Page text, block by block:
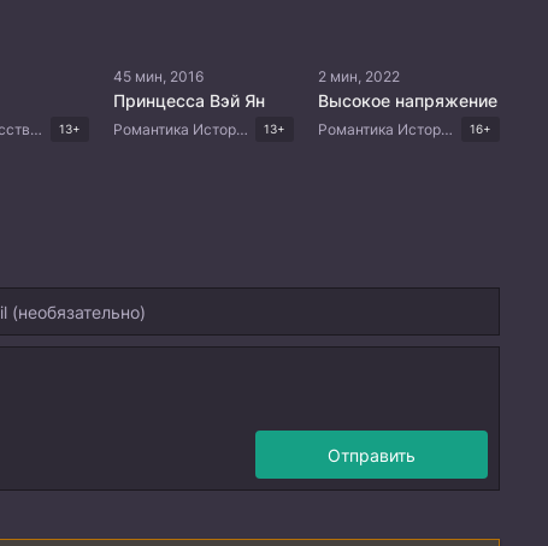
Боевые искусства Китайские дорамы 13+
45 мин, 2016
Принцесса Вэй Ян
Романтика Исторический Драма Китайские дорамы 13+
2 мин, 2022
Высокое напряжение
Романтика Исторический Триллер Драма Китайские дорамы 16+
Отправить